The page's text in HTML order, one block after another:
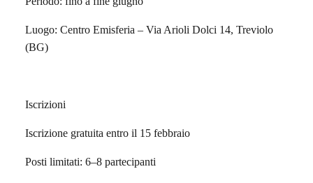
Luogo: Centro Emisferia – Via Arioli Dolci 14, Treviolo
(BG)
Iscrizioni
Iscrizione gratuita entro il 15 febbraio
Posti limitati: 6–8 partecipanti